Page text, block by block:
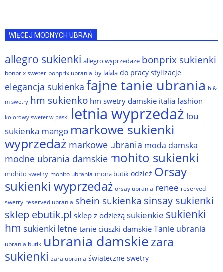
WIĘCEJ MODNYCH UBRAŃ
allegro sukienki allegro wyprzedaże bonprix sukienki
bonprix sweter bonprix ubrania by lalala do pracy stylizacje
elegancja sukienka fajne tanie ubrania h &
m swetry hm sukienko hm swetry damskie italia fashion
kolorowy sweter w paski letnia wyprzedaż lou
sukienka mango markowe sukienki
wyprzedaż markowe ubrania moda damska
modne ubrania damskie mohito sukienki
mohito swetry mohito ubrania mona butik odzież Orsay
sukienki wyprzedaż orsay ubrania renee reserved
swetry reserved ubrania shein sukienka sinsay sukienki
sklep ebutik.pl sklep z odzieżą sukienkie sukienki
hm sukienki letne tanie ciuszki damskie Tanie ubrania
ubrania butik ubrania damskiezara
sukienki zara ubrania świąteczne swetry